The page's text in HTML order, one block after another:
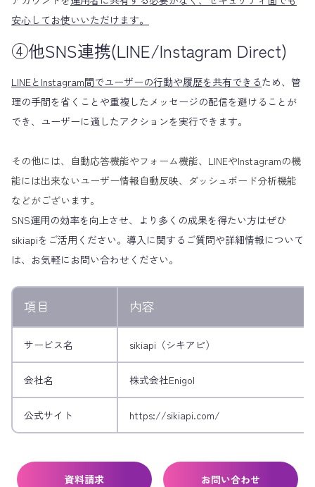
安心してお使いいただけます。
④他SNS連携(LINE/Instagram Direct)
LINEとInstagram間でユーザーの行動や履歴を共有できるため、管
理の手間を省くことや重複したメッセージの配信を避けることが
でき、ユーザーに適したアクションを実行できます。
その他には、自動応答機能やフォーム機能、LINEやInstagramの機
能には出来ないユーザー情報自動反映、ダッシュボード分析機能
などがございます。
SNS運用の効率を向上させ、より多くの成果を得たい方はぜひ
sikiapiをご活用ください。導入に関するご質問や詳細情報について
は、お気軽にお問い合わせください。
項目 内容
サービス名 sikiapi（シキアピ）
会社名 株式会社Enigol
公式サイト https://sikiapi.com/
資料請求 お問い合わせ